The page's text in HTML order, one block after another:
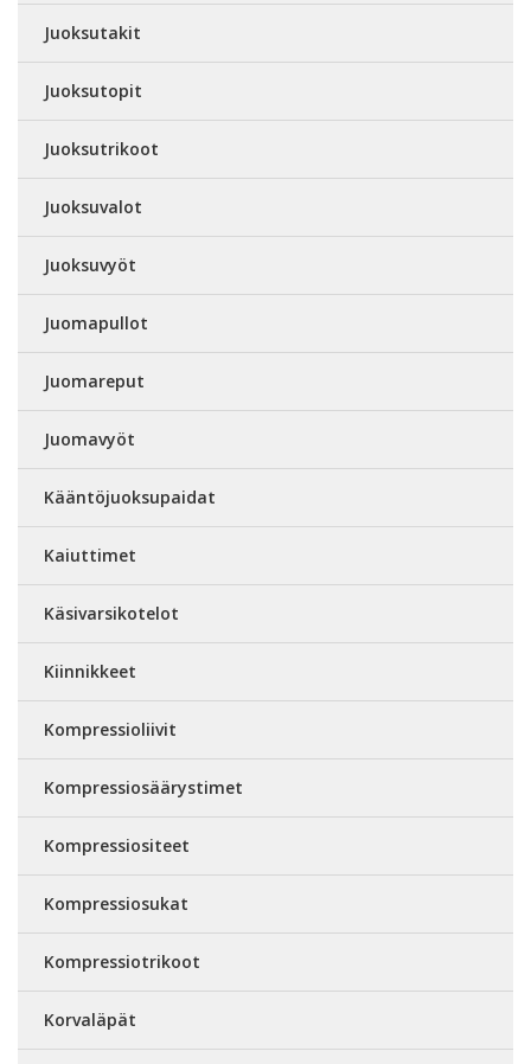
Juoksutakit
Juoksutopit
Juoksutrikoot
Juoksuvalot
Juoksuvyöt
Juomapullot
Juomareput
Juomavyöt
Kääntöjuoksupaidat
Kaiuttimet
Käsivarsikotelot
Kiinnikkeet
Kompressioliivit
Kompressiosäärystimet
Kompressiositeet
Kompressiosukat
Kompressiotrikoot
Korvaläpät